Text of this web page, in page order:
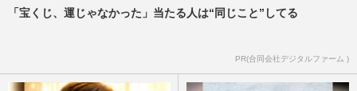
「対戦はない」評したリア…
「宝くじ、運じゃなかった」当たる人は“同じこと”してる
PR(合同会社デジタルファーム )